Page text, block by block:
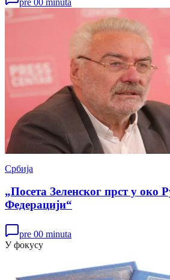
Србија
„Посета Зеленског прст у око
Федерацији“
pre 00 minuta
У фокусу